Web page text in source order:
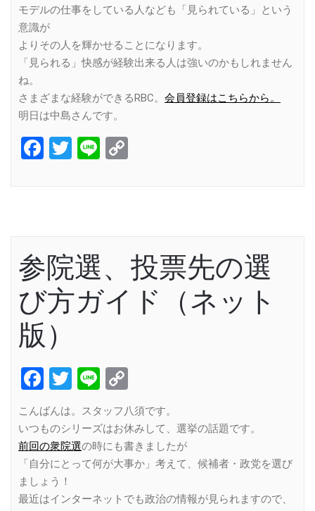
モデルの仕事をしている人なども「見られている」という
意識が
よりその人を輝かせることになります。
「見られる」快感が経験出来る人は強いのかもしれません
ね。
さまざまな経験ができるRBC。 会員登録はこちらから。
明日は中島さんです。
Facebook
Twitter
Line
参院選、投票先の選
び方ガイド（ネット
版）
Facebook
Twitter
Line
Link
こんばんは。スタッフ八須です。
いつものシリーズはお休みして、選挙の話題です。
前回の衆院選の時にも書きましたが
「自分にとって何が大事か」考えて、候補者・政党を選び
ましょう！
最近はインターネットでも政治の情報が見られますので、